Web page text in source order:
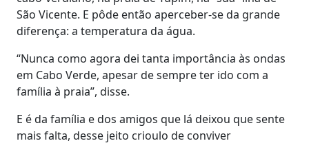
São Vicente. E pôde então aperceber-se da grande
diferença: a temperatura da água.
“Nunca como agora dei tanta importância às ondas
em Cabo Verde, apesar de sempre ter ido com a
família à praia”, disse.
E é da família e dos amigos que lá deixou que sente
mais falta, desse jeito crioulo de conviver